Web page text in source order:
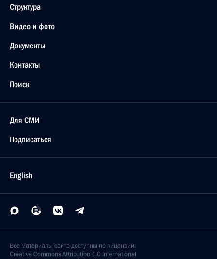
Структура
Видео и фото
Документы
Контакты
Поиск
Для СМИ
Подписаться
English
Все материалы сайта доступны по лицензии:
Creative Commons Attribution 4.0 International